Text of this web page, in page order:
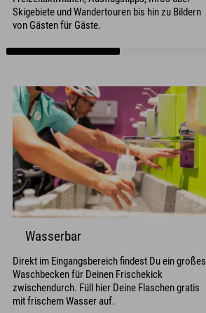
Skigebiete und Wandertouren bis hin zu Bildern
von Gästen für Gäste.
Wasserbar
Direkt im Eingangsbereich findest Du ein großes
Waschbecken für Deinen Frischekick
zwischendurch. Füll hier Deine Flaschen gratis
mit frischem Wasser auf.